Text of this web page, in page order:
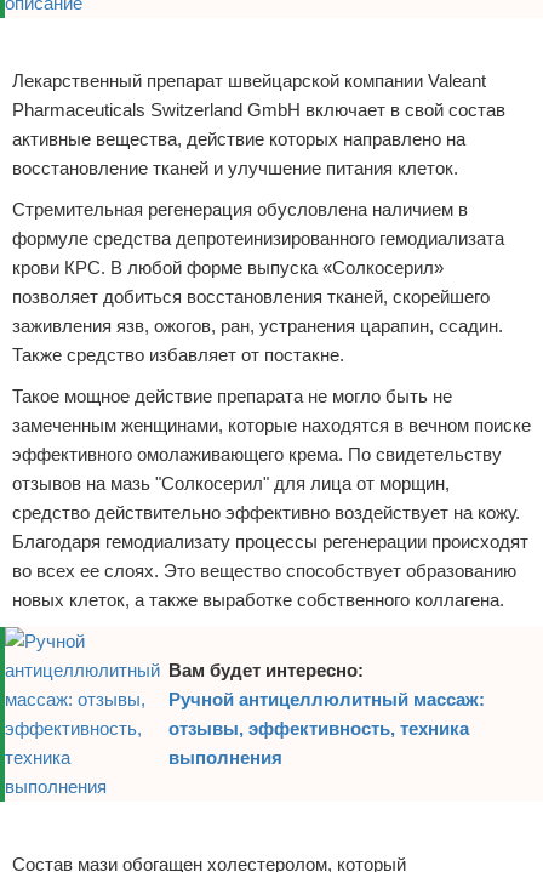
Лекарственный препарат швейцарской компании Valeant
Pharmaceuticals Switzerland GmbH включает в свой состав
активные вещества, действие которых направлено на
восстановление тканей и улучшение питания клеток.
Стремительная регенерация обусловлена наличием в
формуле средства депротеинизированного гемодиализата
крови КРС. В любой форме выпуска «Солкосерил»
позволяет добиться восстановления тканей, скорейшего
заживления язв, ожогов, ран, устранения царапин, ссадин.
Также средство избавляет от постакне.
Такое мощное действие препарата не могло быть не
замеченным женщинами, которые находятся в вечном поиске
эффективного омолаживающего крема. По свидетельству
отзывов на мазь "Солкосерил" для лица от морщин,
средство действительно эффективно воздействует на кожу.
Благодаря гемодиализату процессы регенерации происходят
во всех ее слоях. Это вещество способствует образованию
новых клеток, а также выработке собственного коллагена.
Вам будет интересно:
Ручной антицеллюлитный массаж:
отзывы, эффективность, техника
выполнения
Состав мази обогащен холестеролом, который